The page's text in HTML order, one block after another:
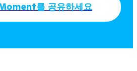
를 공유하세요